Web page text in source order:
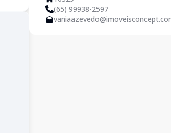
(65) 99938-2597